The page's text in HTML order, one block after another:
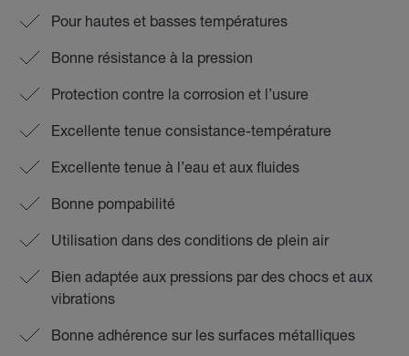
Pour hautes et basses températures
Bonne résistance à la pression
Protection contre la corrosion et l’usure
Excellente tenue consistance-température
Excellente tenue à l’eau et aux fluides
Bonne pompabilité
Utilisation dans des conditions de plein air
Bien adaptée aux pressions par des chocs et aux
vibrations
Bonne adhérence sur les surfaces métalliques